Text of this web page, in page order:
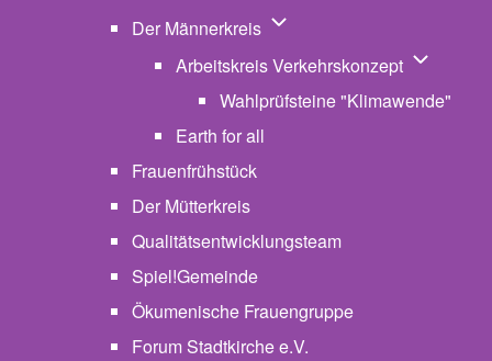
Der Männerkreis Unternavigation von Der
Arbeitskreis Verkehrskonzept
Wahlprüfsteine "Klimawende"
Earth for all
Frauenfrühstück
Der Mütterkreis
Qualitätsentwicklungsteam
Spiel!Gemeinde
Ökumenische Frauengruppe
Forum Stadtkirche e.V.